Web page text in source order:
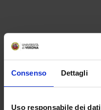
Consenso Dettagli
Uso responsabile dei dati
GOVERNANCE